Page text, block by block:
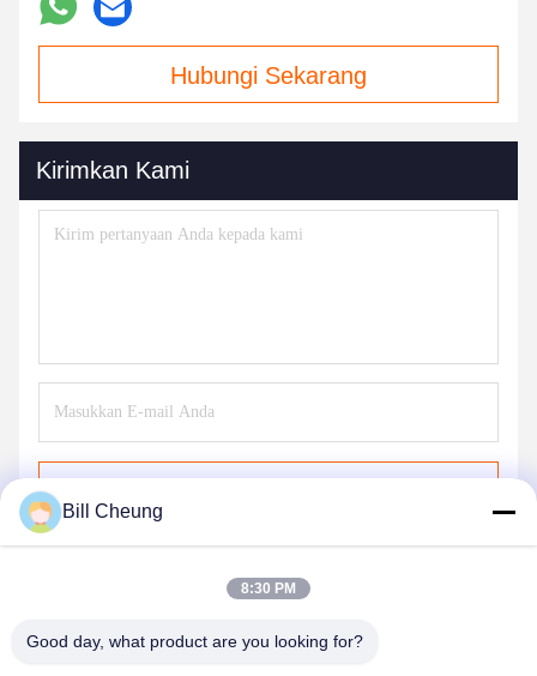
Hubungi Sekarang
Kirimkan Kami
Bill Cheung
8:30 PM
Good day, what product are you looking for?